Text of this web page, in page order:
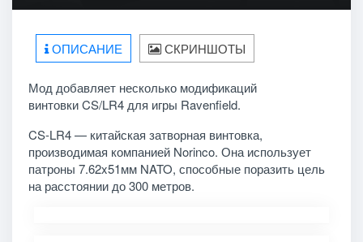
ОПИСАНИЕ СКРИНШОТЫ
Мод добавляет несколько модификаций
винтовки CS/LR4 для игры Ravenfield.
CS-LR4 — китайская затворная винтовка,
производимая компанией Norinco. Она использует
патроны 7.62x51мм NATO, способные поразить цель
на расстоянии до 300 метров.